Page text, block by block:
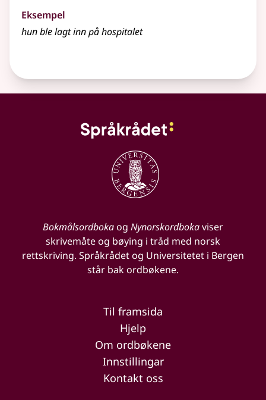
Eksempel
hun ble lagt inn på hospitalet
Bokmålsordbokaog Nynorskordbokaviser
skrivemåte og bøying i tråd med norsk
rettskriving. Språkrådet og Universitetet i Bergen
står bak ordbøkene.
Til framsida
Hjelp
Om ordbøkene
Innstillingar
Kontakt oss